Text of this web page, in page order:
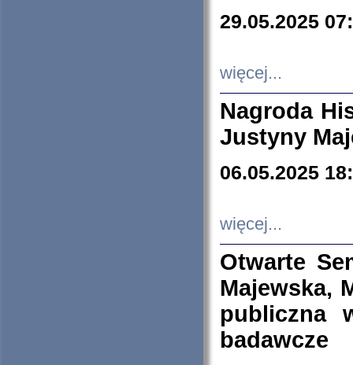
29.05.2025
więcej...
Nagroda
Justyny
06.05.2025
więcej...
Otwarte
Majewska,
publiczna
badawcze